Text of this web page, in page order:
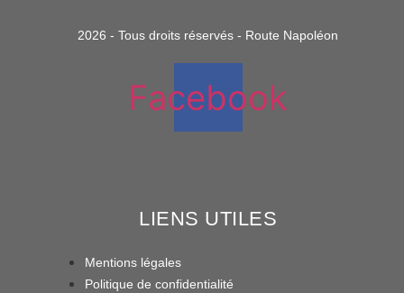
2026 - Tous droits réservés - Route Napoléon
Facebook
LIENS UTILES
Mentions légales
Politique de confidentialité